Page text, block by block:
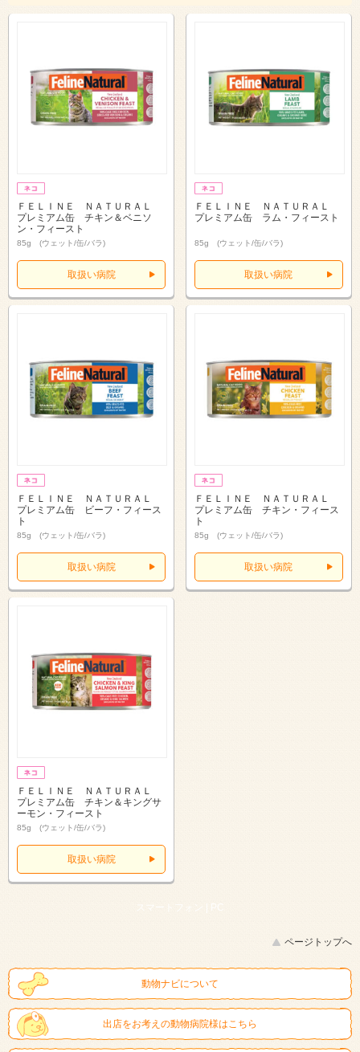
ＦＥＬＩＮＥ ＮＡＴＵＲＡＬ
プレミアム缶 チキン＆ベニソ
ン・フィースト
85g (ウェット/缶/バラ)
取扱い病院
ＦＥＬＩＮＥ ＮＡＴＵＲＡＬ
プレミアム缶 ラム・フィースト
85g (ウェット/缶/バラ)
取扱い病院
ＦＥＬＩＮＥ ＮＡＴＵＲＡＬ
プレミアム缶 ビーフ・フィース
ト
85g (ウェット/缶/バラ)
取扱い病院
ＦＥＬＩＮＥ ＮＡＴＵＲＡＬ
プレミアム缶 チキン・フィース
ト
85g (ウェット/缶/バラ)
取扱い病院
ＦＥＬＩＮＥ ＮＡＴＵＲＡＬ
プレミアム缶 チキン＆キングサ
ーモン・フィースト
85g (ウェット/缶/バラ)
取扱い病院
スマートフォン | PC
ページトップへ
動物ナビについて
出店をお考えの動物病院様はこちら